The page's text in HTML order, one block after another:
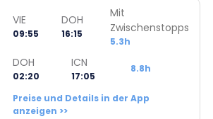
VIE
09:55
DOH
16:15
Mit
Zwischenstopps
5.3h
DOH
02:20
ICN
17:05
8.8h
Preise und Details in der App
anzeigen >>